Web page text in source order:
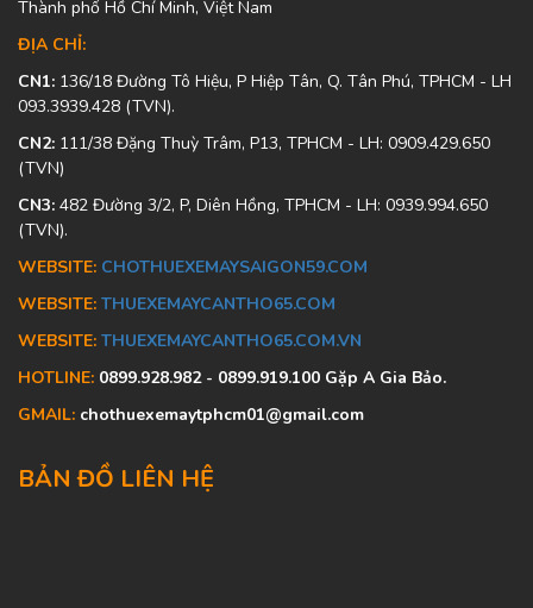
Thành phố Hồ Chí Minh, Việt Nam
ĐỊA CHỈ:
CN1: 136/18 Đường Tô Hiệu, P Hiệp Tân, Q. Tân Phú, TPHCM - LH
093.3939.428 (TVN).
CN2: 111/38 Đặng Thuỳ Trâm, P13, TPHCM - LH: 0909.429.650
(TVN)
CN3: 482 Đường 3/2, P, Diên Hồng, TPHCM - LH: 0939.994.650
(TVN).
WEBSITE: CHOTHUEXEMAYSAIGON59.COM
WEBSITE: THUEXEMAYCANTHO65.COM
WEBSITE: THUEXEMAYCANTHO65.COM.VN
HOTLINE: 0899.928.982 - 0899.919.100 Gặp A Gia Bảo.
GMAIL: chothuexemaytphcm01@gmail.com
BẢN ĐỒ LIÊN HỆ